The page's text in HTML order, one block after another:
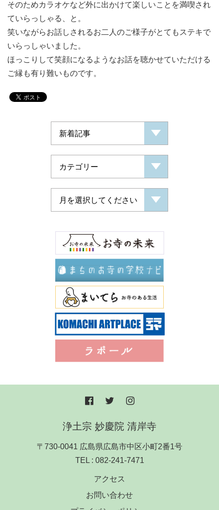
そのためカラオケなど外に出かけて楽しいことを満喫され
ていらっしゃる、と。
笑いながらお話しされるお二人のご様子がとてもステキで
いらっしゃいました。
ほっこりして笑顔になるようなお話を聴かせていただける
ご縁も有り難いものです。
浄土宗 妙慶院 清岸寺
〒730-0041 広島県広島市中区小町2番1号
TEL : 082-241-7471
アクセス
お問い合わせ